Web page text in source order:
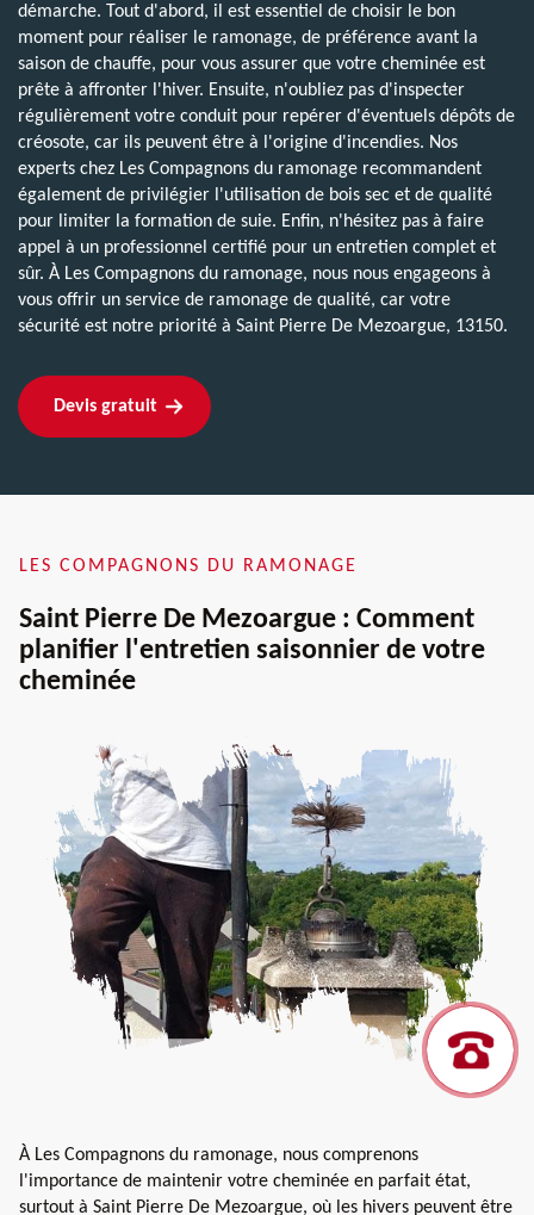
démarche. Tout d'abord, il est essentiel de choisir le bon
moment pour réaliser le ramonage, de préférence avant la
saison de chauffe, pour vous assurer que votre cheminée est
prête à affronter l'hiver. Ensuite, n'oubliez pas d'inspecter
régulièrement votre conduit pour repérer d'éventuels dépôts de
créosote, car ils peuvent être à l'origine d'incendies. Nos
experts chez Les Compagnons du ramonage recommandent
également de privilégier l'utilisation de bois sec et de qualité
pour limiter la formation de suie. Enfin, n'hésitez pas à faire
appel à un professionnel certifié pour un entretien complet et
sûr. À Les Compagnons du ramonage, nous nous engageons à
vous offrir un service de ramonage de qualité, car votre
sécurité est notre priorité à Saint Pierre De Mezoargue, 13150.
Devis gratuit
LES COMPAGNONS DU RAMONAGE
Saint Pierre De Mezoargue : Comment
planifier l'entretien saisonnier de votre
cheminée
À Les Compagnons du ramonage, nous comprenons
l'importance de maintenir votre cheminée en parfait état,
surtout à Saint Pierre De Mezoargue, où les hivers peuvent être